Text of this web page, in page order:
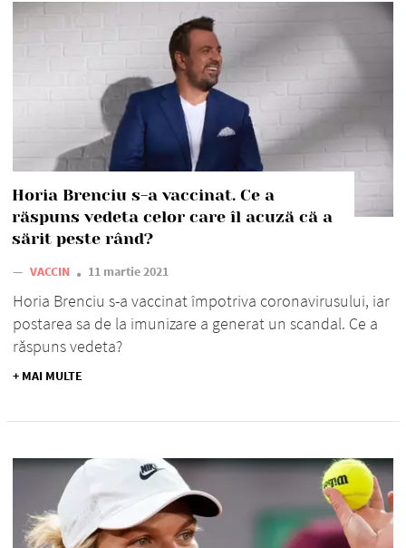
Horia Brenciu s-a vaccinat. Ce a
răspuns vedeta celor care îl acuză că a
sărit peste rând?
— VACCIN 11 martie 2021
Horia Brenciu s-a vaccinat împotriva coronavirusului, iar
postarea sa de la imunizare a generat un scandal. Ce a
răspuns vedeta?
+ MAI MULTE